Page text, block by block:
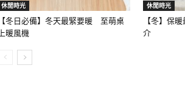
休閒時光
【冬日必備】冬天最緊要暖 至萌桌
上暖風機
休閒時光
【冬】保
介